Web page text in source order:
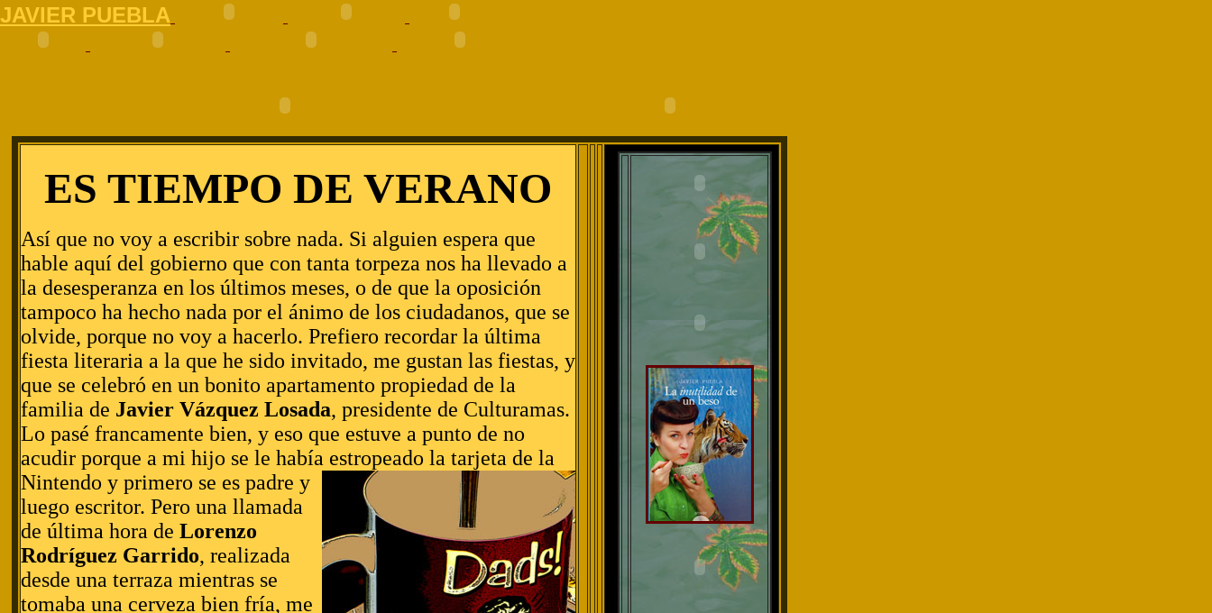
JAVIER PUEBLA
ES TIEMPO DE VERANO
Así que no voy a escribir sobre nada. Si alguien espera que
hable aquí del gobierno que con tanta torpeza nos ha llevado a
la desesperanza en los últimos meses, o de que la oposición
tampoco ha hecho nada por el ánimo de los ciudadanos, que se
olvide, porque no voy a hacerlo. Prefiero recordar la última
fiesta literaria a la que he sido invitado, me gustan las fiestas, y
que se celebró en un bonito apartamento propiedad de la
familia de Javier Vázquez Losada, presidente de Culturamas.
Lo pasé francamente bien, y eso que estuve a punto de no
acudir porque a mi hijo se le había estropeado la tarjeta de la
Nintendo y primero se es padre y
luego escritor. Pero una llamada
de última hora de Lorenzo
Rodríguez Garrido, realizada
desde una terraza mientras se
tomaba una cerveza bien fría, me